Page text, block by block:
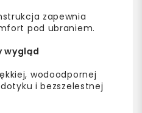
zapewnia
pod ubraniem.
wygląd
wodoodpornej
i bezszelestnej